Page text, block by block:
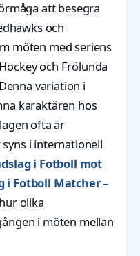
att besegra
och
möten med seriens
och Frölunda
variation i
karaktären hos
ofta är
i internationell
i Fotboll mot
i Fotboll Matcher –
olika
i möten mellan